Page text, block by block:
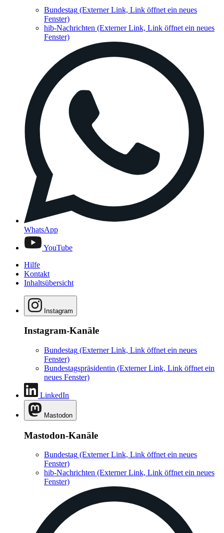
Bundestag (Externer Link, Link öffnet ein neues
Fenster)
hib-Nachrichten (Externer Link, Link öffnet ein neues
Fenster)
WhatsApp
YouTube
Hilfe
Kontakt
Inhaltsübersicht
Instagram
Instagram-Kanäle
Bundestag (Externer Link, Link öffnet ein neues
Fenster)
Bundestagspräsidentin (Externer Link, Link öffnet ein
neues Fenster)
LinkedIn
Mastodon
Mastodon-Kanäle
Bundestag (Externer Link, Link öffnet ein neues
Fenster)
hib-Nachrichten (Externer Link, Link öffnet ein neues
Fenster)